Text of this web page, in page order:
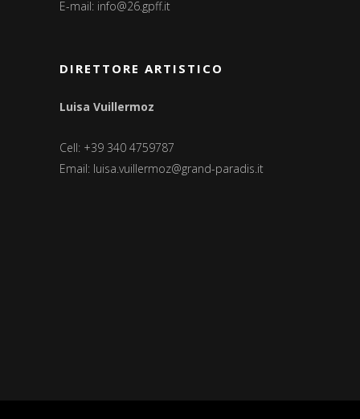
E-mail: info@26.gpff.it
DIRETTORE ARTISTICO
Luisa Vuillermoz
Cell: +39 340 4759787
Email: luisa.vuillermoz@grand-paradis.it